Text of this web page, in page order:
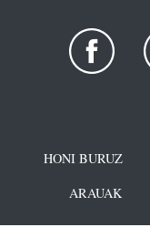
HONI BURUZ
ARAUAK